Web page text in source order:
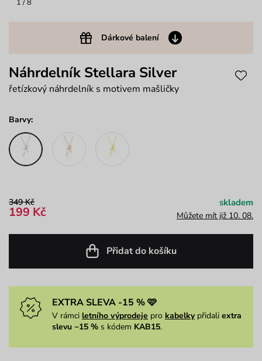
1 / 8
Dárkové balení
Náhrdelník Stellara Silver
řetízkový náhrdelník s motivem mašličky
Barvy:
349 Kč
199 Kč
skladem
Můžete mít již 10. 08.
Přidat do košíku
EXTRA SLEVA -15 % 🩷
V rámci letního výprodeje pro kabelkypřidali extra
slevu −15 % s kódem KAB15.